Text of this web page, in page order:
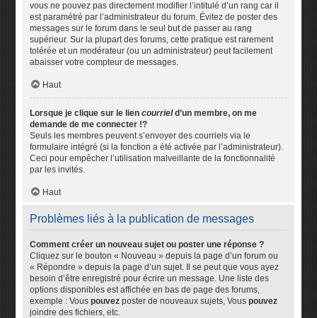
vous ne pouvez pas directement modifier l’intitulé d’un rang car il
est paramétré par l’administrateur du forum. Évitez de poster des
messages sur le forum dans le seul but de passer au rang
supérieur. Sur la plupart des forums, cette pratique est rarement
tolérée et un modérateur (ou un administrateur) peut facilement
abaisser votre compteur de messages.
Haut
Lorsque je clique sur le liencourrield’un membre, on me
demande de me connecter !?
Seuls les membres peuvent s’envoyer des courriels via le
formulaire intégré (si la fonction a été activée par l’administrateur).
Ceci pour empêcher l’utilisation malveillante de la fonctionnalité
par les invités.
Haut
Problèmes liés à la publication de messages
Comment créer un nouveau sujet ou poster une réponse ?
Cliquez sur le bouton « Nouveau » depuis la page d’un forum ou
« Répondre » depuis la page d’un sujet. Il se peut que vous ayez
besoin d’être enregistré pour écrire un message. Une liste des
options disponibles est affichée en bas de page des forums,
exemple : Vouspouvez poster de nouveaux sujets, Vouspouvez
joindre des fichiers, etc.